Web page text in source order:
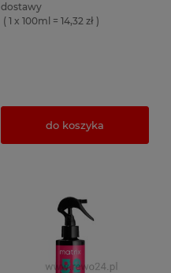
dostawy
( 1 x 100ml = 14,32 zł )
do koszyka